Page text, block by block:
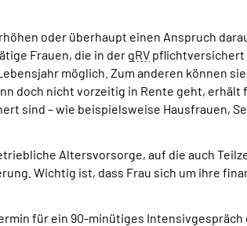
oder überhaupt einen Anspruch
Frauen, die in der gRV pflichtversichert
möglich. Zum anderen können
doch nicht vorzeitig in Rente geht,
sind – wie beispielsweise Hausfrauen,
Altersvorsorge, auf die auch
Wichtig ist, dass Frau sich um ihre
für ein 90-minütiges